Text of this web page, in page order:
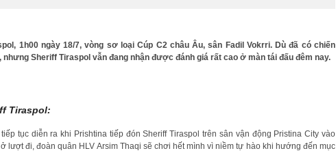
1h00 ngày 18/7, vòng sơ loại Cúp C2 châu Âu, sân Fadil Vokrri. Dù đã có chiến
Sheriff Tiraspol vẫn đang nhận được đánh giá rất cao ở màn tái đấu đêm nay.
Tiraspol:
tục diễn ra khi Prishtina tiếp đón Sheriff Tiraspol trên sân vận động Pristina City vào
lượt đi, đoàn quân HLV Arsim Thaqi sẽ chơi hết mình vì niềm tự hào khi hướng đến mục